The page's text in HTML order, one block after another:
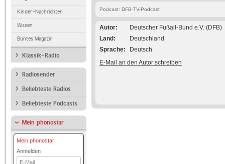
Kinder-Nachrichten
Wissen
Buntes Magazin
Klassik-Radio
Radiosender
Beliebteste Radios
Beliebteste Podcasts
Mein phonostar
Mein phonostar
Anmelden
E-
Podcast: DFB-TV-Podcast
Autor
Deutscher Fußall-Bund e.V. (DFB)
Land
Deutschland
Sprache
Deutsch
E-Mail an den Autor schreiben